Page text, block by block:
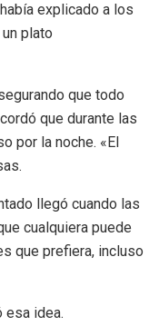
explicado a los
plato
que todo
que durante las
por la noche. «El
llegó cuando las
cualquiera puede
que prefiera, incluso
esa idea.